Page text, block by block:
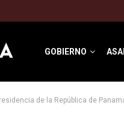
GOBIERNO
de la República de